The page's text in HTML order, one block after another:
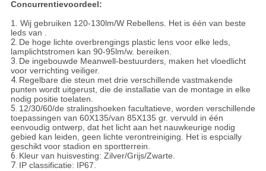
Concurrentievoordeel:
1. Wij gebruiken 120-130lm/W Rebellens. Het is één van beste
leds van .
2. De hoge lichte overbrengings plastic lens voor elke leds,
lamplichtstromen kan 90-95lm/w. bereiken.
3. De ingebouwde Meanwell-bestuurders, maken het vloedlicht
voor verrichting veiliger.
4. Regelbare die steun met drie verschillende vastmakende
punten wordt uitgerust, die de installatie van de montage in elke
nodig positie toelaten.
5. 12/30/60/de stralingshoeken facultatieve, worden verschillende
toepassingen van 60X135/van 85X135 gr. vervuld in één
eenvoudig ontwerp, dat het licht aan het nauwkeurige nodig
gebied kan leiden, geen lichte verontreiniging. Het is espcially
geschikt voor stadion en sportterrein.
6. Kleur van huisvesting: Zilver/Grijs/Zwarte.
7. IP classificatie: IP67.